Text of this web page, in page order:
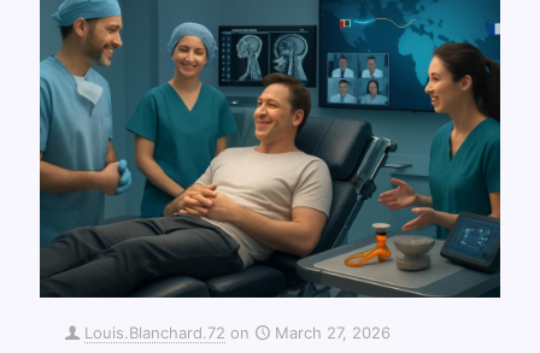
Louis.Blanchard.72 on March 27, 2026